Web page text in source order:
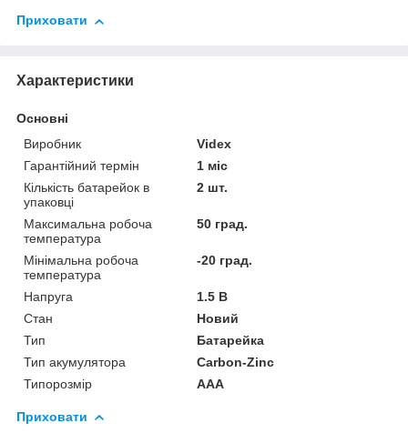
Приховати
Характеристики
Основні
Виробник
Videx
Гарантійний термін
1 міс
Кількість батарейок в
упаковці
2 шт.
Максимальна робоча
температура
50 град.
Мінімальна робоча
температура
-20 град.
Напруга
1.5 В
Стан
Новий
Тип
Батарейка
Тип акумулятора
Carbon-Zinc
Типорозмір
AAA
Приховати